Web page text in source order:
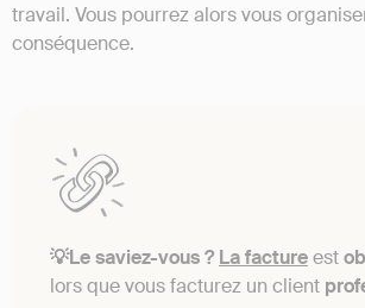
travail. Vous pourrez alors vous
conséquence.
💡Le saviez-vous ? La factureest
lors que vous facturez un client